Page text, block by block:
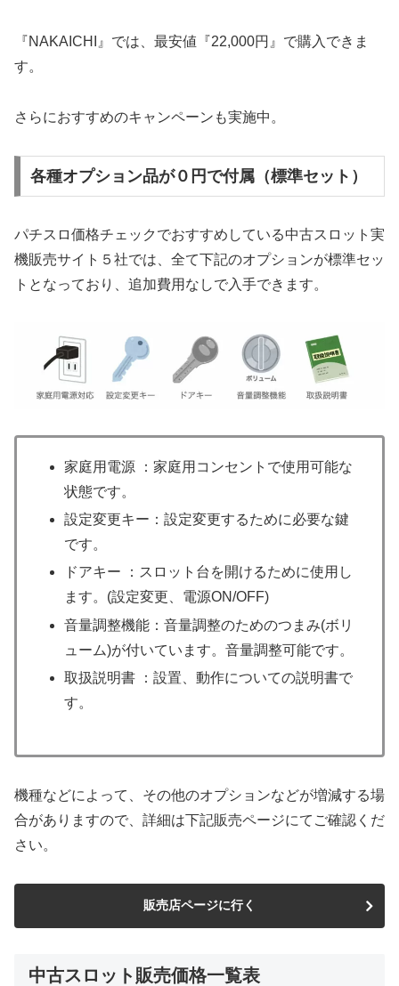
『NAKAICHI』では、最安値『22,000円』で購入できま
す。
さらにおすすめのキャンペーンも実施中。
各種オプション品が０円で付属（標準セット）
パチスロ価格チェックでおすすめしている中古スロット実
機販売サイト５社では、全て下記のオプションが標準セッ
トとなっており、追加費用なしで入手できます。
家庭用電源 ：家庭用コンセントで使用可能な
状態です。
設定変更キー：設定変更するために必要な鍵
です。
ドアキー ：スロット台を開けるために使用し
ます。(設定変更、電源ON/OFF)
音量調整機能：音量調整のためのつまみ(ボリ
ューム)が付いています。音量調整可能です。
取扱説明書 ：設置、動作についての説明書で
す。
機種などによって、その他のオプションなどが増減する場
合がありますので、詳細は下記販売ページにてご確認くだ
さい。
販売店ページに行く
中古スロット販売価格一覧表